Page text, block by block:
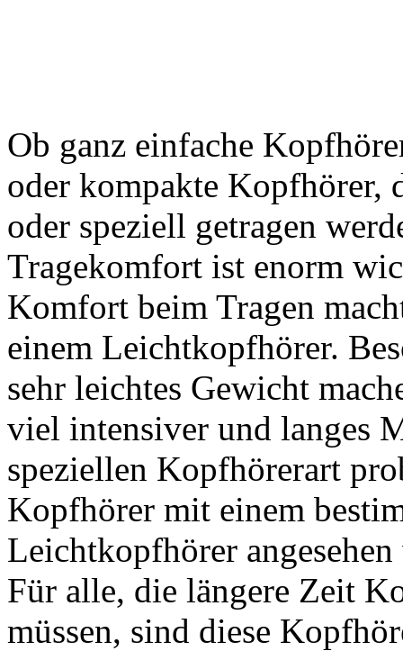
Ob ganz einfache
oder kompakte Kopfhörer,
oder speziell getragen
Tragekomfort ist enorm
Komfort beim Tragen
einem Leichtkopfhörer.
sehr leichtes Gewicht
viel intensiver und langes
speziellen Kopfhörerart
Kopfhörer mit einem
Leichtkopfhörer
Für alle, die längere Zeit
müssen, sind diese